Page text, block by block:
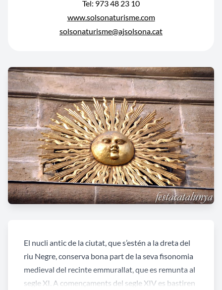
Tel: 973 48 23 10
www.solsonaturisme.com
solsonaturisme@ajsolsona.cat
El nucli antic de la ciutat, que s’estén a la dreta del
riu Negre, conserva bona part de la seva fisonomia
medieval del recinte emmurallat, que es remunta al
segle XI. A començaments del segle XIV es bastiren